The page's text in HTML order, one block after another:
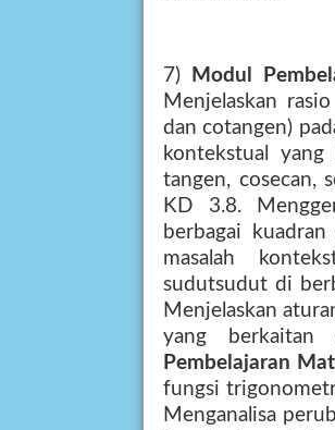
7) Modul
Menjelaskan
dan cotangen)
kontekstual
tangen, cosecan,
KD 3.8.
berbagai
masalah
sudutsudut di
Menjelaskan
yang
Pembelajaran
fungsi
Menganalisa